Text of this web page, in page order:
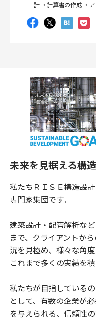
計 ・計算書の作成 ・
未来を見据える構造
私たちＲＩＳＥ構造設
専門家集団です。
建築設計・配管解析な
まで、クライアントか
況を見極め、様々な角
これまで多くの実績を
私たちが目指している
として、有数の企業が
を与えられる、信頼性の